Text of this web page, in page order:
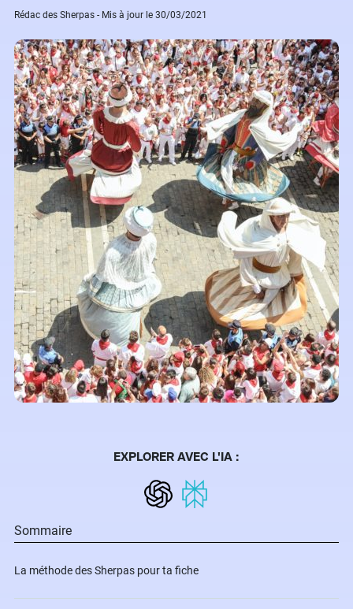
Rédac des Sherpas - Mis à jour le 30/03/2021
EXPLORER AVEC L'IA :
Sommaire
La méthode des Sherpas pour ta fiche